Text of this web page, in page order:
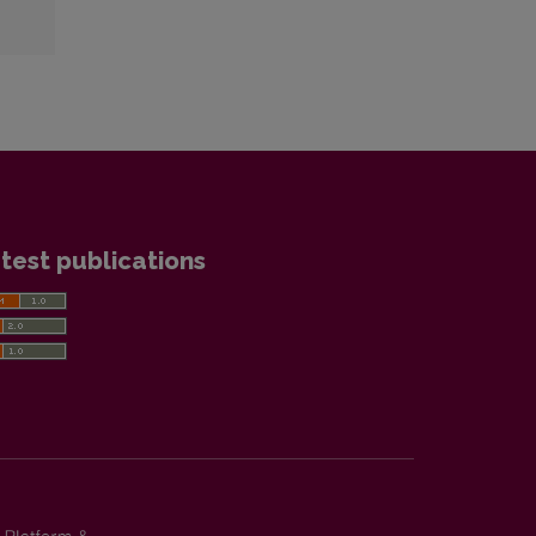
publications